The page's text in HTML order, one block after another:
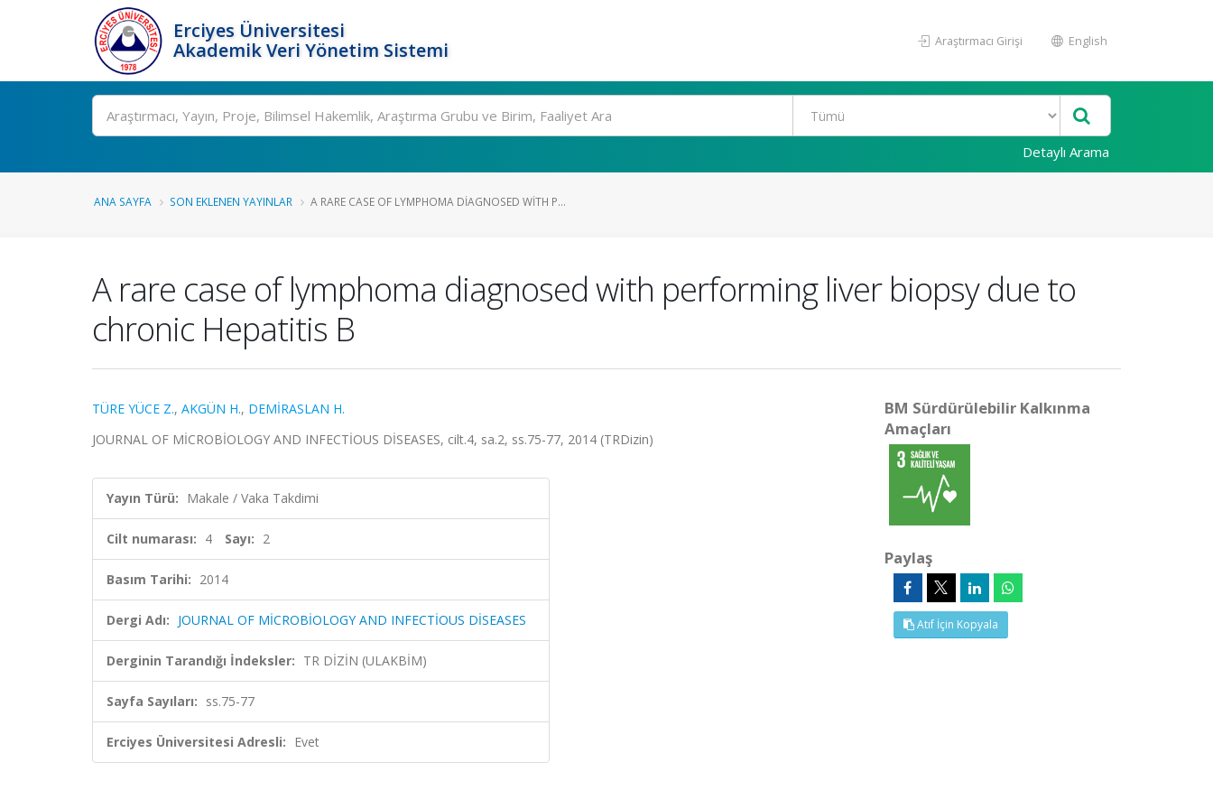
Erciyes Üniversitesi
Akademik Veri Yönetim Sistemi
Araştırmacı Girişi English
Ara
Detaylı Arama
ANA SAYFA SON EKLENEN YAYINLAR A RARE CASE OF LYMPHOMA DIAGNOSED WITH P...
A rare case of lymphoma diagnosed with performing liver biopsy due to
chronic Hepatitis B
TÜRE YÜCE Z., AKGÜN H., DEMİRASLAN H.
JOURNAL OF MİCROBİOLOGY AND INFECTİOUS DİSEASES, cilt.4, sa.2, ss.75-77, 2014 (TRDizin)
Yayın Türü: Makale / Vaka Takdimi
Cilt numarası: 4 Sayı: 2
Basım Tarihi: 2014
Dergi Adı: JOURNAL OF MİCROBİOLOGY AND INFECTİOUS DİSEASES
Derginin Tarandığı İndeksler: TR DİZİN (ULAKBİM)
Sayfa Sayıları: ss.75-77
Erciyes Üniversitesi Adresli: Evet
BM Sürdürülebilir Kalkınma
Amaçları
Paylaş
Atıf İçin Kopyala